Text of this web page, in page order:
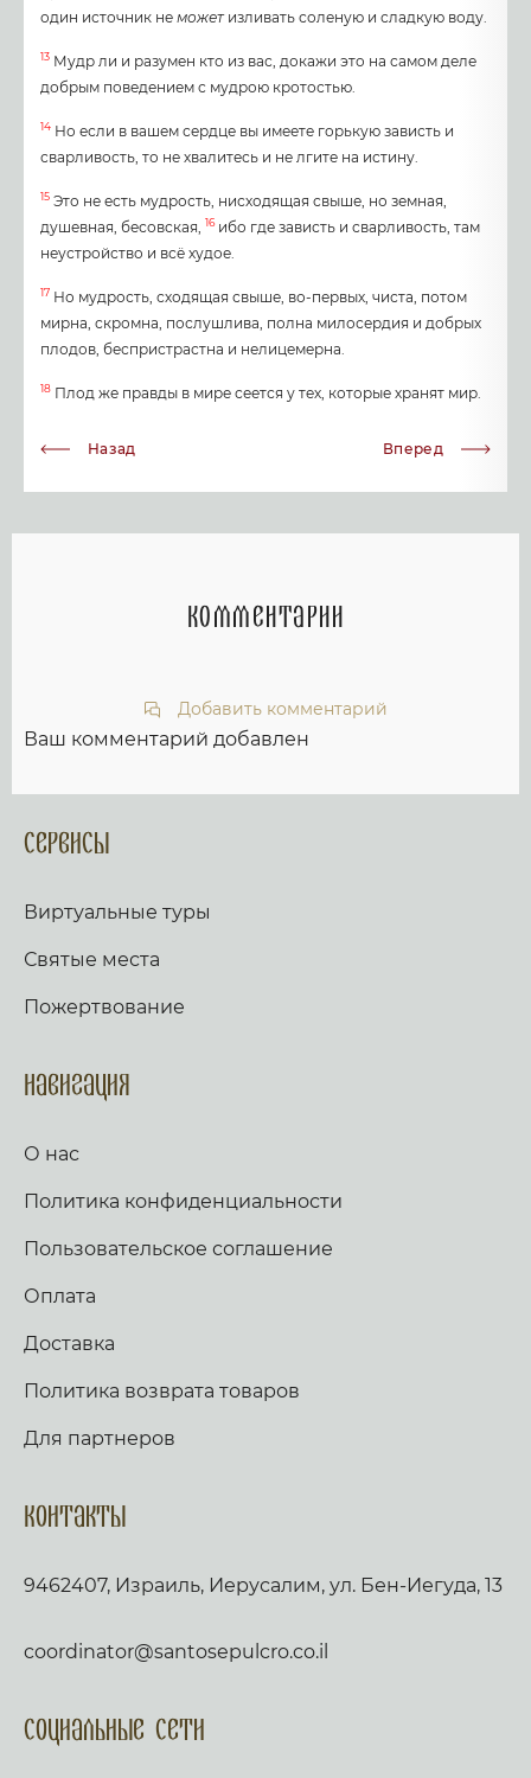
Вперед
Назад
один источник не можетизливать соленую и сладкую воду.
13 Мудр ли и разумен кто из вас, докажи это на самом деле
добрым поведением с мудрою кротостью.
14 Но если в вашем сердце вы имеете горькую зависть и
сварливость, то не хвалитесь и не лгите на истину.
15 Это не есть мудрость, нисходящая свыше, но земная,
душевная, бесовская, 16 ибо где зависть и сварливость, там
неустройство и всё худое.
17 Но мудрость, сходящая свыше, во-первых, чиста, потом
мирна, скромна, послушлива, полна милосердия и добрых
плодов, беспристрастна и нелицемерна.
18 Плод же правды в мире сеется у тех, которые хранят мир.
Комментарии
Добавить комментарий
Ваш комментарий добавлен
Сервисы
Виртуальные туры
Святые места
Пожертвование
Навигация
О нас
Политика конфиденциальности
Пользовательское соглашение
Оплата
Доставка
Политика возврата товаров
Для партнеров
Контакты
9462407, Израиль, Иерусалим, ул. Бен-Иегуда, 13
coordinator@santosepulcro.co.il
Социальные сети